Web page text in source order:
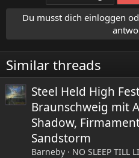
o
n
e
n
:
Du musst dich einloggen
Similar threads
Steel Held High
Braunschweig mit
Shadow,
Sandstorm
Barneby
NO SLEEP TILL